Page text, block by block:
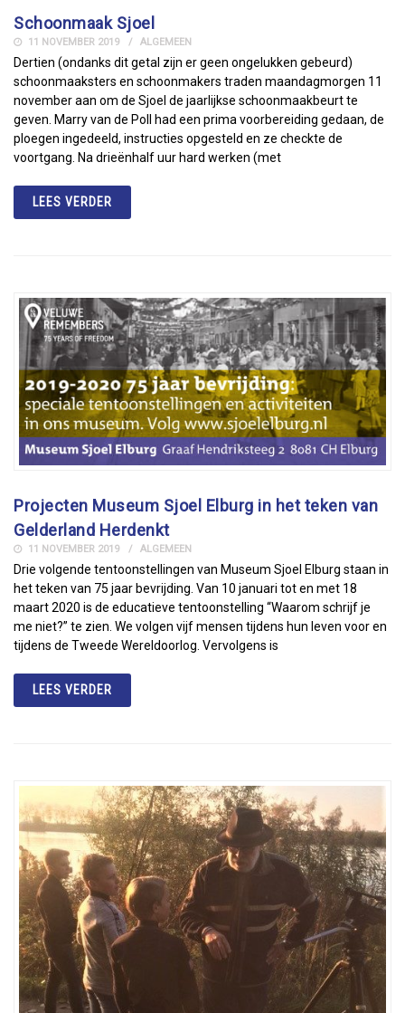
Schoonmaak Sjoel
11 NOVEMBER 2019 ALGEMEEN
Dertien (ondanks dit getal zijn er geen ongelukken gebeurd)
schoonmaaksters en schoonmakers traden maandagmorgen 11
november aan om de Sjoel de jaarlijkse schoonmaakbeurt te
geven. Marry van de Poll had een prima voorbereiding gedaan, de
ploegen ingedeeld, instructies opgesteld en ze checkte de
voortgang. Na drieënhalf uur hard werken (met
LEES VERDER
Projecten Museum Sjoel Elburg in het teken van
Gelderland Herdenkt
11 NOVEMBER 2019 ALGEMEEN
Drie volgende tentoonstellingen van Museum Sjoel Elburg staan in
het teken van 75 jaar bevrijding. Van 10 januari tot en met 18
maart 2020 is de educatieve tentoonstelling “Waarom schrijf je
me niet?” te zien. We volgen vijf mensen tijdens hun leven voor en
tijdens de Tweede Wereldoorlog. Vervolgens is
LEES VERDER